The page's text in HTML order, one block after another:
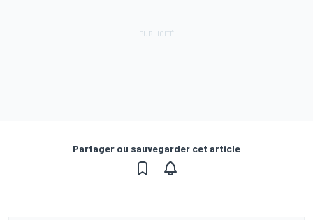
Partager ou sauvegarder cet article